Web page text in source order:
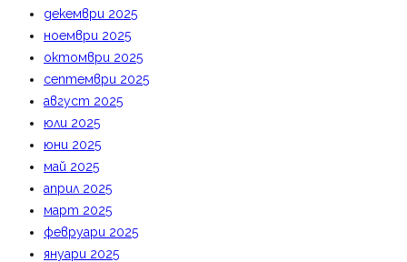
декември 2025
ноември 2025
октомври 2025
септември 2025
август 2025
юли 2025
юни 2025
май 2025
април 2025
март 2025
февруари 2025
януари 2025